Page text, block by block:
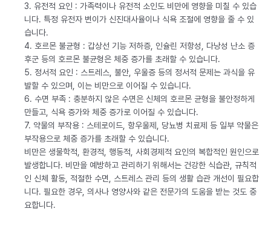
3. 유전적 요인 : 가족력이나 유전적 소인도 비만에 영향을 미칠 수 있습
니다. 특정 유전자 변이가 신진대사율이나 식욕 조절에 영향을 줄 수 있
습니다.
4. 호르몬 불균형 : 갑상선 기능 저하증, 인슐린 저항성, 다낭성 난소 증
후군 등의 호르몬 불균형은 체중 증가를 초래할 수 있습니다.
5. 정서적 요인 : 스트레스, 불안, 우울증 등의 정서적 문제는 과식을 유
발할 수 있으며, 이는 비만으로 이어질 수 있습니다.
6. 수면 부족 : 충분하지 않은 수면은 신체의 호르몬 균형을 불안정하게
만들고, 식욕 증가와 체중 증가로 이어질 수 있습니다.
7. 약물의 부작용 : 스테로이드, 항우울제, 당뇨병 치료제 등 일부 약물은
부작용으로 체중 증가를 초래할 수 있습니다.
비만은 생물학적, 환경적, 행동적, 사회경제적 요인의 복합적인 원인으로
발생합니다. 비만을 예방하고 관리하기 위해서는 건강한 식습관, 규칙적
인 신체 활동, 적절한 수면, 스트레스 관리 등의 생활 습관 개선이 필요합
니다. 필요한 경우, 의사나 영양사와 같은 전문가의 도움을 받는 것도 중
요합니다.